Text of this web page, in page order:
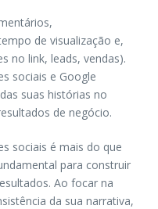
de visualização e,
no link, leads, vendas).
sociais e Google
suas histórias no
de negócio.
sociais é mais do que
para construir
Ao focar na
da sua narrativa,